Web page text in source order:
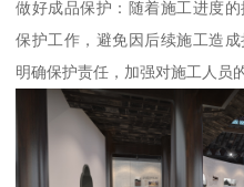
做好成品保护：随着施工进度
保护工作，避免因后续施工造
明确保护责任，加强对施工人员